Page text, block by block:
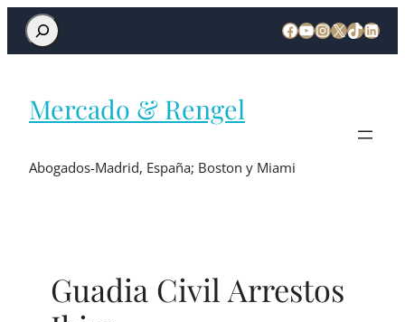
Mercado & Rengel
Abogados-Madrid, España; Boston y Miami
Guadia Civil Arrestos